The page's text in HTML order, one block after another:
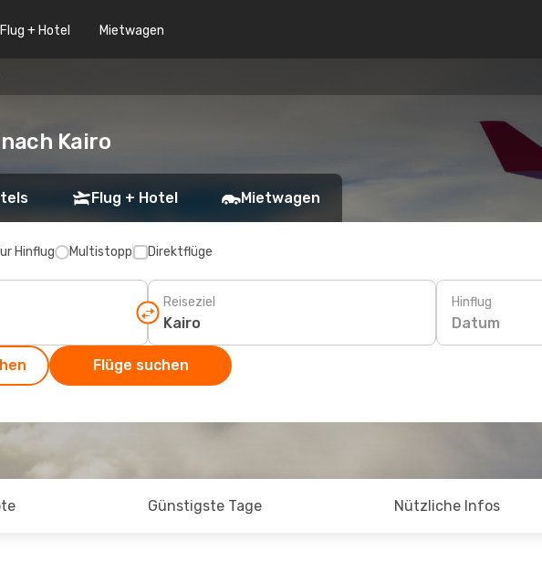
Flug + Hotel Mietwagen
Kairo
Flug + Hotel Mietwagen
Hinflug Multistopp Direktflüge
Reiseziel Hinflug
Datum
Flüge suchen
Günstigste Tage Nützliche Infos